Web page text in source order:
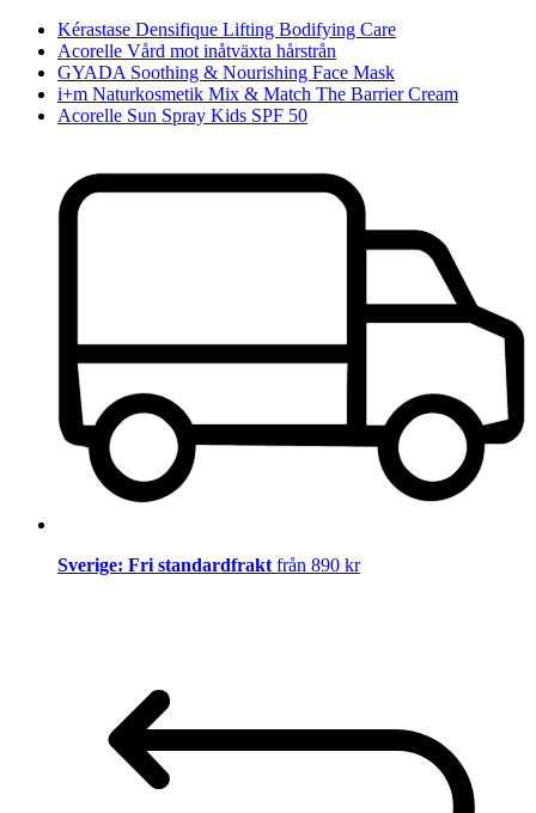
Kérastase Densifique Lifting Bodifying Care
Acorelle Vård mot inåtväxta hårstrån
GYADA Soothing & Nourishing Face Mask
i+m Naturkosmetik Mix & Match The Barrier Cream
Acorelle Sun Spray Kids SPF 50
Sverige: Fri standardfrakt från 890 kr